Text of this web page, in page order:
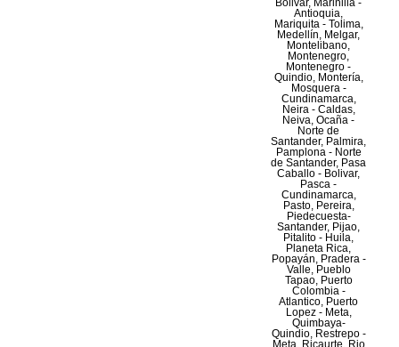
Bolivar, Marinilla -
Antioquia,
Mariquita - Tolima,
Medellín, Melgar,
Montelibano,
Montenegro,
Montenegro -
Quindio, Montería,
Mosquera -
Cundinamarca,
Neira - Caldas,
Neiva, Ocaña -
Norte de
Santander, Palmira,
Pamplona - Norte
de Santander, Pasa
Caballo - Bolivar,
Pasca -
Cundinamarca,
Pasto, Pereira,
Piedecuesta-
Santander, Pijao,
Pitalito - Huila,
Planeta Rica,
Popayán, Pradera -
Valle, Pueblo
Tapao, Puerto
Colombia -
Atlantico, Puerto
Lopez - Meta,
Quimbaya-
Quindio, Restrepo -
Meta, Ricaurte, Rio